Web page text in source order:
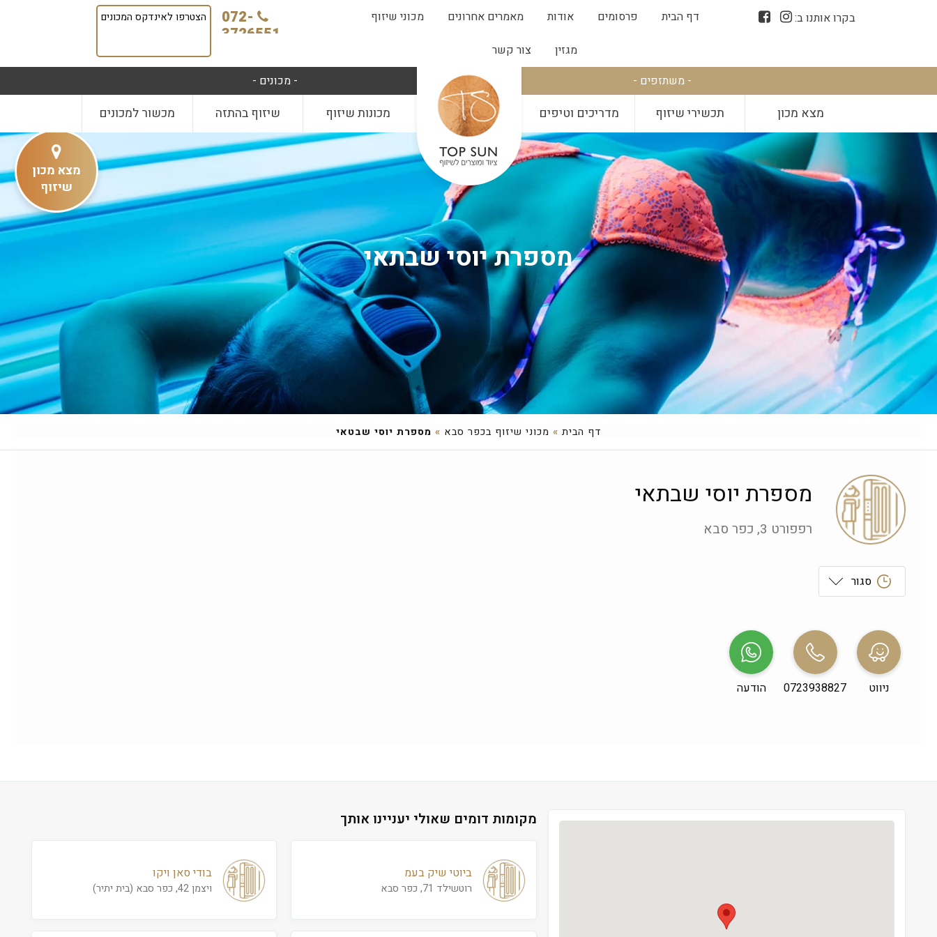
בקרו אותנו ב: דף הבית פרסומים אודות מאמרים אחרונים
מכוני שיזוף
מגזין
צור קשר
072-
3726551
הצטרפו לאינדקס המכונים
- משתזפים - - מכונים -
מצא מכון תכשירי שיזוף מדריכים וטיפים מכונות שיזוף שיזוף בהתזה מכשור למכונים
מספרת יוסי שבתאי
דף הבית » מכוני שיזוף בכפר סבא » מספרת יוסי שבטאי
מספרת יוסי שבתאי
רפפורט 3, כפר סבא
סגור
שני
09:00-19:00
שלישי
רביעי
ניווט 0723938827 הודעה
מקומות דומים שאולי יעניינו אותך
ביוטי שיק בעמ
רוטשילד 71, כפר סבא
בודי סאן ויקו
ויצמן 42, כפר סבא (בית יתיר)
מצא מכון
שיזוף